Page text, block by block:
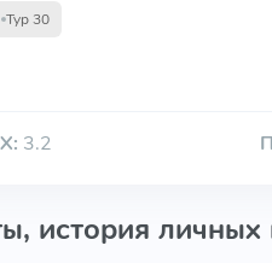
Тур 30
Х: 3.2
история личных